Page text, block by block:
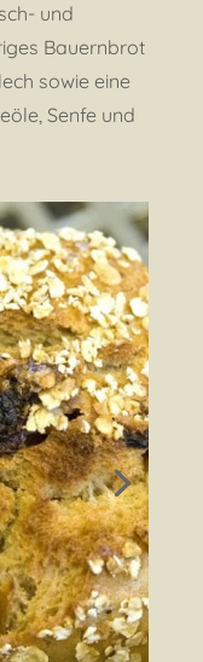
und
Bauernbrot
sowie eine
Senfe und